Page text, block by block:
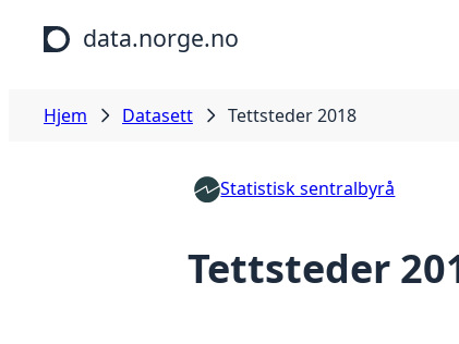
Hopp til hovedinnhold
data.norge.no
Hjem Datasett Tettsteder 2018
Statistisk sentralbyrå
Tettsteder